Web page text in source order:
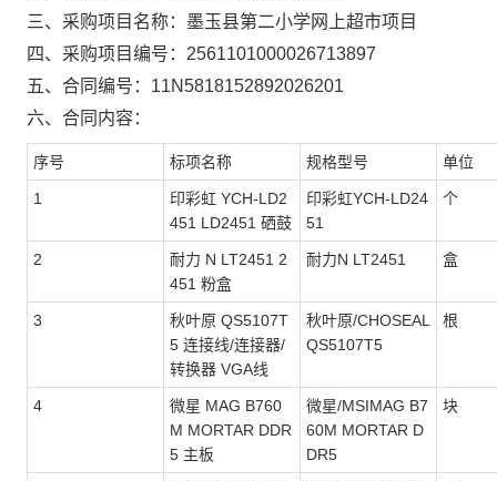
三、采购项目名称： 墨玉县第二小学网上超市项目
四、采购项目编号： 2561101000026713897
五、合同编号： 11N5818152892026201
六、合同内容：
序号 标项名称 规格型号 单位
1
印彩虹 YCH-LD2
451 LD2451 硒鼓
印彩虹YCH-LD24
51
个
2
耐力 N LT2451 2
451 粉盒
耐力N LT2451 盒
3
秋叶原 QS5107T
5 连接线/连接器/
转换器 VGA线
秋叶原/CHOSEAL
QS5107T5
根
4
微星 MAG B760
M MORTAR DDR
5 主板
微星/MSIMAG B7
60M MORTAR D
DR5
块